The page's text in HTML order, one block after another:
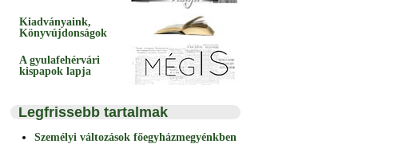
Kiadványaink,
Könyvújdonságok
A gyulafehérvári
kispapok lapja
Legfrissebb tartalmak
Személyi változások főegyházmegyénkben